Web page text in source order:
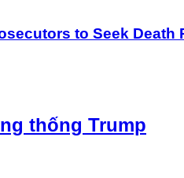
to Seek Death
thống Trump